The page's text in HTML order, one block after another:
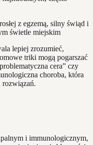
lepiej zrozumieć,
triki mogą pogarszać
cera” czy
choroba, która
rozwiązań.
i immunologicznym,